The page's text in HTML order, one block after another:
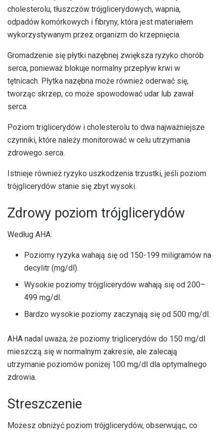
cholesterolu, tłuszczów trójglicerydowych, wapnia,
odpadów komórkowych i fibryny, która jest materiałem
wykorzystywanym przez organizm do krzepnięcia.
Gromadzenie się płytki nazębnej zwiększa ryzyko chorób
serca, ponieważ blokuje normalny przepływ krwi w
tętnicach. Płytka nazębna może również oderwać się,
tworząc skrzep, co może spowodować udar lub zawał
serca.
Poziom triglicerydów i cholesterolu to dwa najważniejsze
czynniki, które należy monitorować w celu utrzymania
zdrowego serca.
Istnieje również ryzyko uszkodzenia trzustki, jeśli poziom
trójglicerydów stanie się zbyt wysoki.
Zdrowy poziom trójglicerydów
Według AHA:
Poziomy ryzyka wahają się od 150-199 miligramów na
decylitr (mg/dl).
Wysokie poziomy trójglicerydów wahają się od 200–
499 mg/dl.
Bardzo wysokie poziomy zaczynają się od 500 mg/dl.
AHA nadal uważa, że ​​poziomy triglicerydów do 150 mg/dl
mieszczą się w normalnym zakresie, ale zalecają
utrzymanie poziomów poniżej 100 mg/dl dla optymalnego
zdrowia.
Streszczenie
Możesz obniżyć poziom trójglicerydów, obserwując, co